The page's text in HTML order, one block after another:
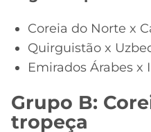
Coreia do Norte x
Quirguistão x
Emirados Árabes x
Grupo B:
tropeça